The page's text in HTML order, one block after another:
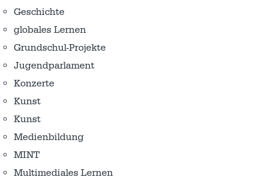
Geschichte
globales Lernen
Grundschul-Projekte
Jugendparlament
Konzerte
Kunst
Kunst
Medienbildung
MINT
Multimediales Lernen